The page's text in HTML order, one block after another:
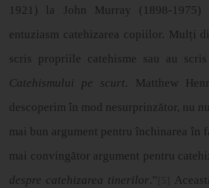
1921) la John Murray (1898-1975)
entuziasm catehizarea copiilor. Mulți
scris propriile catehisme sau au
Catehismului pe scurt . Matthew
descoperim în mod nesurprinzător, nu
mai bun argument pentru închinarea în
mai convingător argument pentru
despre catehizarea tinerilor.”